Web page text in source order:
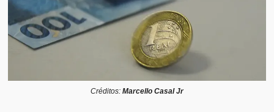
Créditos: Marcello Casal Jr